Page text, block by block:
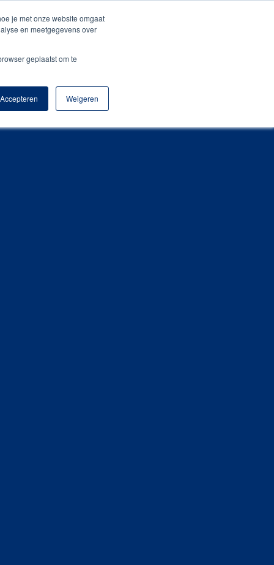
je met onze website omgaat
en meetgegevens over
geplaatst om te
Accepteren Weigeren
+31 (0) 522 – 21 55 00